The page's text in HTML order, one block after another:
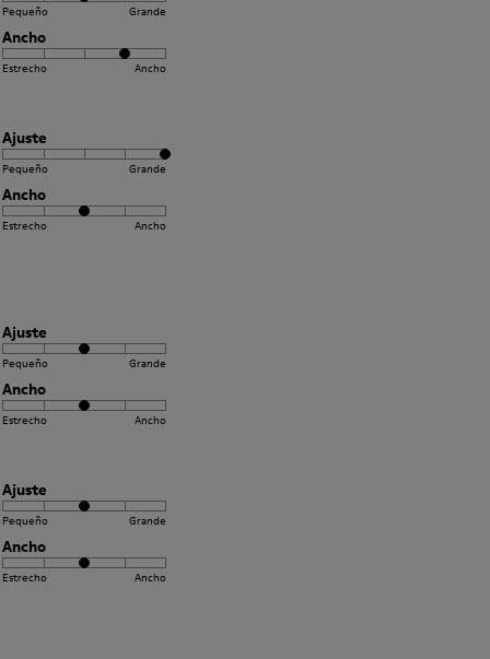
Pequeño Grande
Ancho
Estrecho Ancho
Ajuste
Pequeño Grande
Ancho
Estrecho Ancho
Ajuste
Pequeño Grande
Ancho
Estrecho Ancho
Ajuste
Pequeño Grande
Ancho
Estrecho Ancho